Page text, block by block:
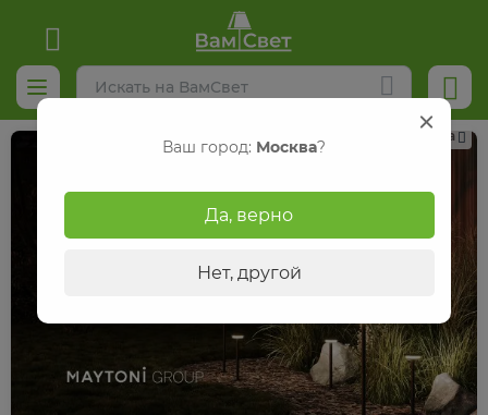
Реклама
Ваш город: Москва?
Да, верно
Нет, другой